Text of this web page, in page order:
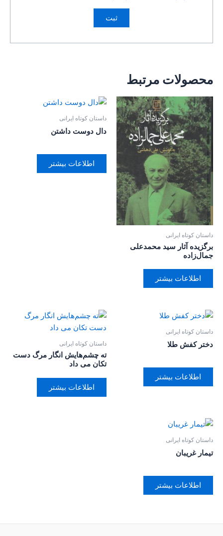
محصولات مرتبط
داستان کوتاه ایرانی
برگزیده آثار سید محمد‌علی
جمال‌زاده
اطلاعات بیشتر
داستان کوتاه ایرانی
دال دوست داشتن
اطلاعات بیشتر
داستان کوتاه ایرانی
دختر کفش طلا
اطلاعات بیشتر
داستان کوتاه ایرانی
ته چشم‌هایش انگار مرگ دست
تکان می داد
اطلاعات بیشتر
داستان کوتاه ایرانی
تیمار غریبان
اطلاعات بیشتر